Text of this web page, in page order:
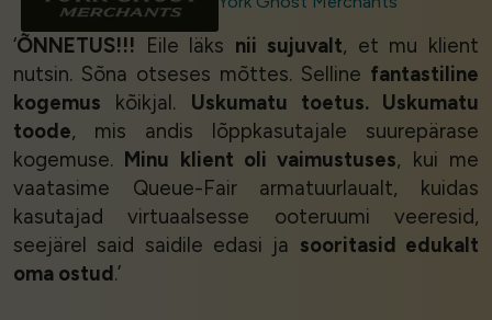
‘ÕNNETUS!!! Eile läks nii sujuvalt, et mu klient
nutsin. Sõna otseses mõttes. Selline fantastiline
kogemus kõikjal. Uskumatu toetus. Uskumatu
toode, mis andis lõppkasutajale suurepärase
kogemuse. Minu klient oli vaimustuses, kui me
vaatasime Queue-Fair armatuurlaualt, kuidas
kasutajad virtuaalsesse ooteruumi veeresid,
seejärel said saidile edasi ja sooritasid edukalt
oma ostud.’